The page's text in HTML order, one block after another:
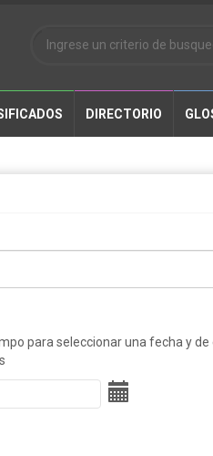
DIRECTORIO
para seleccionar una fecha y